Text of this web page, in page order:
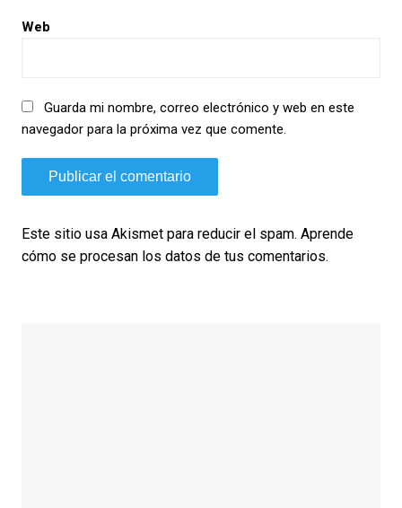
Web
Guarda mi nombre, correo electrónico y web en este
navegador para la próxima vez que comente.
Este sitio usa Akismet para reducir el spam. Aprende
cómo se procesan los datos de tus comentarios.